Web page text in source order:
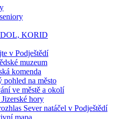
KORID
v Podještědí
muzeum
komenda
pohled na město
ve městě a okolí
hory
Sever natáčel v Podještědí
mapa